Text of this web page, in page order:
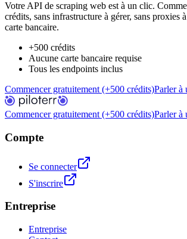
Votre API de scraping web est à un clic.
crédits, sans infrastructure à gérer, sans proxies
carte bancaire.
+500 crédits
Aucune carte bancaire requise
Tous les endpoints inclus
Commencer gratuitement (+500 crédits)Parler à
Commencer gratuitement (+500 crédits)Parler à
Compte
Se connecter
S'inscrire
Entreprise
Entreprise